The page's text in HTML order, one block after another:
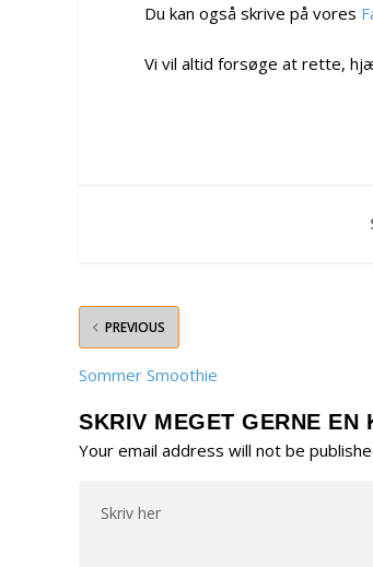
Du kan også skrive på vores
Vi vil altid forsøge at rette,
PREVIOUS
Sommer Smoothie
SKRIV MEGET GERNE EN
Your email address will not be